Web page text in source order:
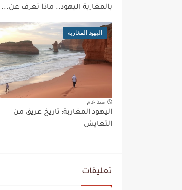
بالمغاربة اليهود.. ماذا تعرف عن...
اليهود المغاربة
منذ عام
اليهود المغاربة: تاريخ عريق من
التعايش
تعليقات